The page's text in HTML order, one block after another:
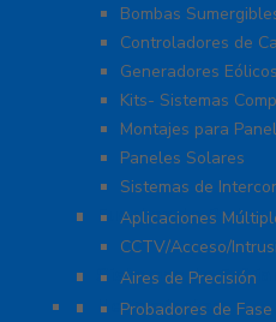
Bombas
Controladores de
Generadores Eólicos
Kits- Sistemas
Montajes para
Paneles Solares
Sistemas de
Fuentes de Poder
Aplicaciones
CCTV/Acceso/
Sistemas de
Aires de Precisión
Herramientas
Probadores de Fase